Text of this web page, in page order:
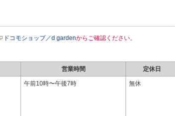
ドコモショップ／d gardenからご確認ください。
営業時間 定休日
午前10時〜午後7時 無休